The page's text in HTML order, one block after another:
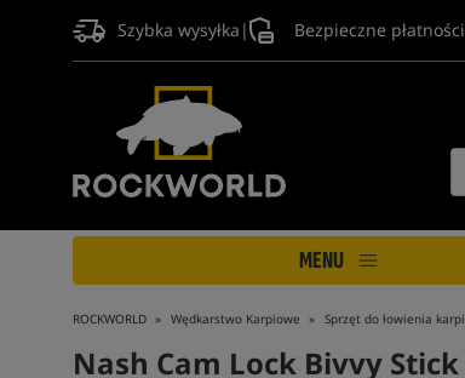
Szybka wysyłka | Bezpieczne płatności
MENU
ROCKWORLD Wędkarstwo Karpiowe Sprzęt do łowienia karpi
Nash Cam Lock Bivvy Stick